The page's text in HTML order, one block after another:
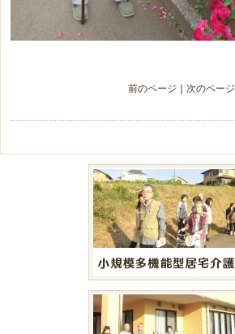
前のページ 次のページ